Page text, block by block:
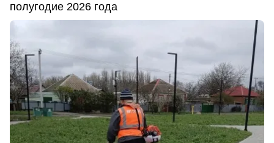
полугодие 2026 года